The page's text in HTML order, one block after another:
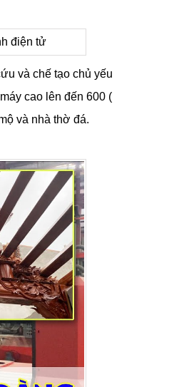
và chế tạo chủ yếu
cao lên đến 600 (
và nhà thờ đá.